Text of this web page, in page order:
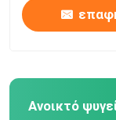
Ανοικτό